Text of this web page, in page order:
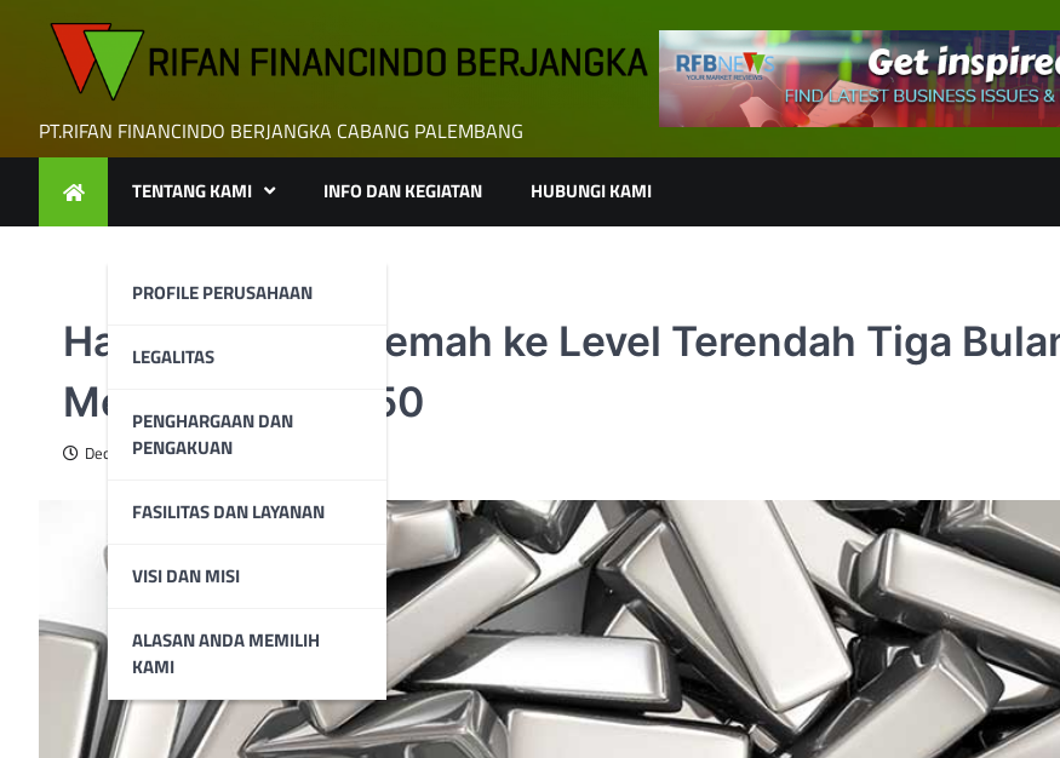
PT.RIFAN FINANCINDO BERJANGKA CABANG PALEMBANG
TENTANG KAMI
PROFILE PERUSAHAAN
LEGALITAS
PENGHARGAAN DAN
PENGAKUAN
FASILITAS DAN LAYANAN
VISI DAN MISI
ALASAN ANDA MEMILIH
KAMI
INFO DAN KEGIATAN HUBUNGI KAMI
Harga Perak Melemah ke Level Terendah Tiga
Mendekati $29,50
December 19, 2024